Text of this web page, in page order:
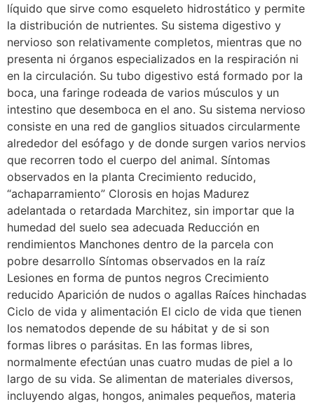
líquido que sirve como esqueleto hidrostático y permite
la distribución de nutrientes. Su sistema digestivo y
nervioso son relativamente completos, mientras que no
presenta ni órganos especializados en la respiración ni
en la circulación. Su tubo digestivo está formado por la
boca, una faringe rodeada de varios músculos y un
intestino que desemboca en el ano. Su sistema nervioso
consiste en una red de ganglios situados circularmente
alrededor del esófago y de donde surgen varios nervios
que recorren todo el cuerpo del animal. Síntomas
observados en la planta Crecimiento reducido,
“achaparramiento” Clorosis en hojas Madurez
adelantada o retardada Marchitez, sin importar que la
humedad del suelo sea adecuada Reducción en
rendimientos Manchones dentro de la parcela con
pobre desarrollo Síntomas observados en la raíz
Lesiones en forma de puntos negros Crecimiento
reducido Aparición de nudos o agallas Raíces hinchadas
Ciclo de vida y alimentación El ciclo de vida que tienen
los nematodos depende de su hábitat y de si son
formas libres o parásitas. En las formas libres,
normalmente efectúan unas cuatro mudas de piel a lo
largo de su vida. Se alimentan de materiales diversos,
incluyendo algas, hongos, animales pequeños, materia